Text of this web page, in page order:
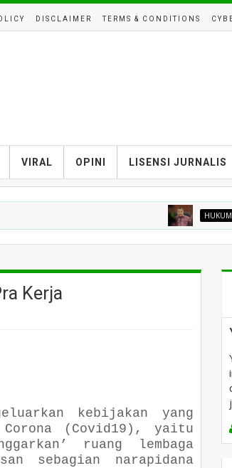
DISCLAIMER TERMS & CONDITIONS
VIRAL OPINI LISENSI JURNALIS
HUKUM KPK
Kerja
kebijakan yang
Corona (Covid19), yaitu
ruang lembaga
sebagian narapidana